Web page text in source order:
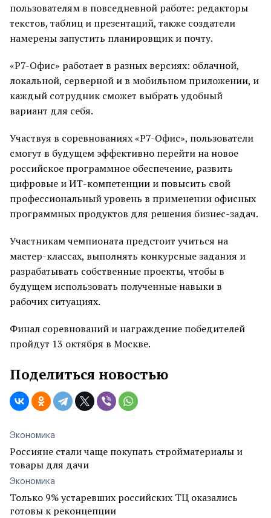
пользователям в повседневной работе: редакторы
текстов, таблиц и презентаций, также создатели
намерены запустить планировщик и почту.
«Р7-Офис» работает в разных версиях: облачной,
локальной, серверной и в мобильном приложении, и
каждый сотрудник сможет выбрать удобный
вариант для себя.
Участвуя в соревнованиях «Р7-Офис», пользователи
смогут в будущем эффективно перейти на новое
российское программное обеспечение, развить
цифровые и ИТ-компетенции и повысить свой
профессиональный уровень в применении офисных
программных продуктов для решения бизнес-задач.
Участникам чемпионата предстоит учиться на
мастер-классах, выполнять конкурсные задания и
разрабатывать собственные проекты, чтобы в
будущем использовать полученные навыки в
рабочих ситуациях.
Финал соревнований и награждение победителей
пройдут 13 октября в Москве.
Поделиться новостью
Экономика
Россияне стали чаще покупать стройматериалы и
товары для дачи
Экономика
Только 9% устаревших российских ТЦ оказались
готовы к реконцепции